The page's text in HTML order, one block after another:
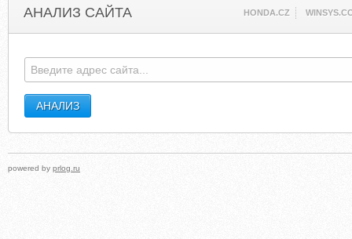
АНАЛИЗ САЙТА HONDA.CZ
powered by prlog.ru